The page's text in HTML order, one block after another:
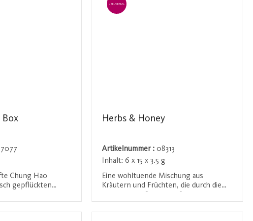
blumigen
Box
Chung Hao
gepflückten
elegante Aroma
dem Tee
EINZELVERKAUF
Herbs & Honey
Artikelnummer :08313
Inhalt:6 x 15 x 3.5 g
Eine wohltuende Mischung aus
Kräutern und Früchten, die durch die
Orangenschalen abgerundet wird. Das
leichte Honigaroma verleiht dem Tee
Anmelden / Registrieren